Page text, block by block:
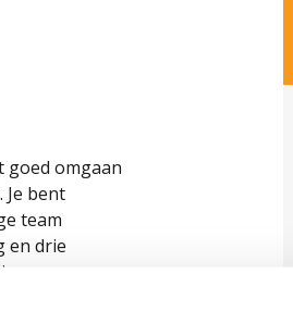
goed omgaan
bent
team
en drie
Exact Online.